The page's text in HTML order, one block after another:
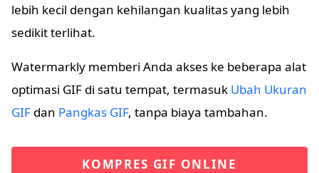
lebih kecil dengan kehilangan kualitas yang lebih
sedikit terlihat.
Watermarkly memberi Anda akses ke beberapa alat
optimasi GIF di satu tempat, termasuk Ubah Ukuran
GIF dan Pangkas GIF, tanpa biaya tambahan.
KOMPRES GIF ONLINE